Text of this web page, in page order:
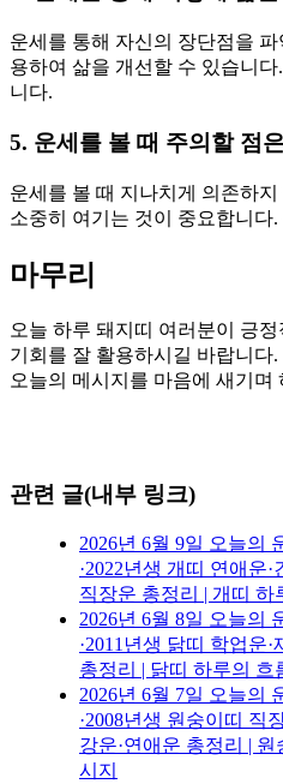
운세를 통해 자신의 장단점을
용하여 삶을 개선할 수 있습니
니다.
5. 운세를 볼 때 주의할 점
운세를 볼 때 지나치게 의존하
소중히 여기는 것이 중요합니다
마무리
오늘 하루 돼지띠 여러분이 긍
기회를 잘 활용하시길 바랍니다
오늘의 메시지를 마음에 새기며
관련 글(내부 링크)
2026년 6월 9일 오늘의
·2022년생 개띠 연애운·
직장운 총정리 | 개띠 하
2026년 6월 8일 오늘의
·2011년생 닭띠 학업운
총정리 | 닭띠 하루의 흐
2026년 6월 7일 오늘의
·2008년생 원숭이띠 직
강운·연애운 총정리 |
시지